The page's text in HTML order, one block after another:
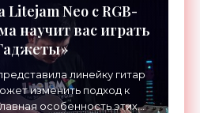
Litejam Neo с RGB-
научит вас играть
линейку гитар
изменить подход к
особенность этих